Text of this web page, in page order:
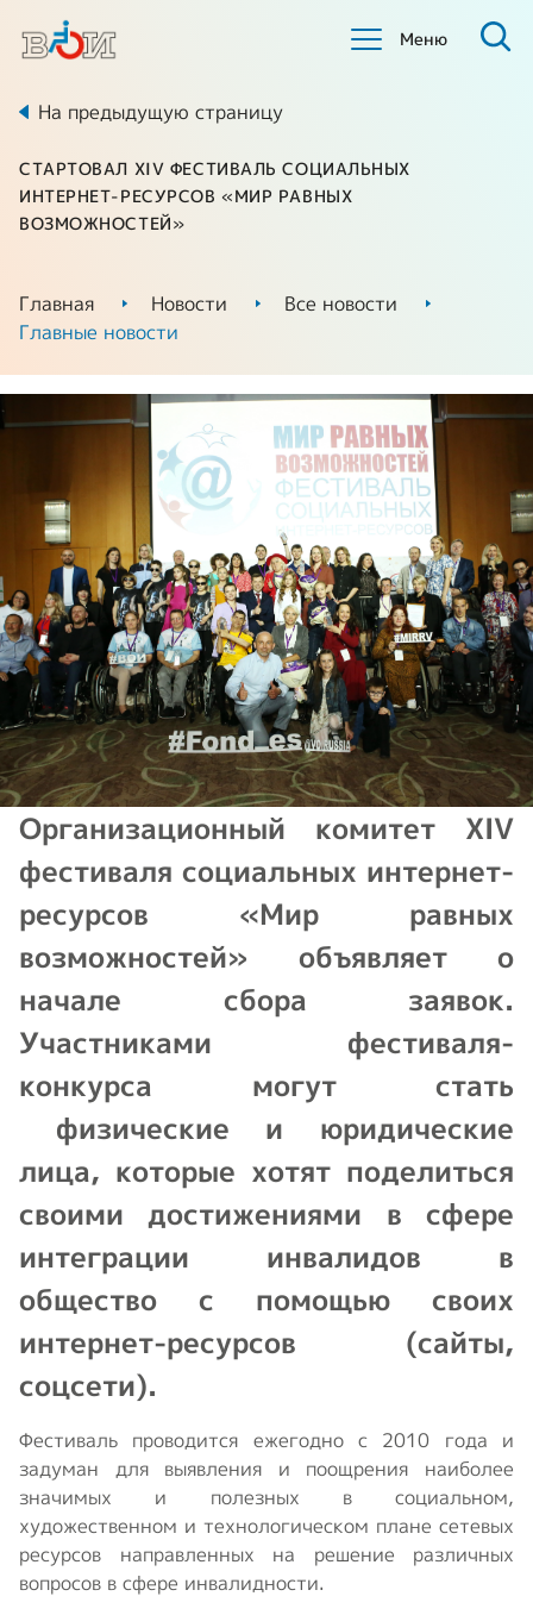
Меню
На предыдущую страницу
СТАРТОВАЛ XIV ФЕСТИВАЛЬ СОЦИАЛЬНЫХ
ИНТЕРНЕТ-РЕСУРСОВ «МИР РАВНЫХ
ВОЗМОЖНОСТЕЙ»
Главная Новости
Все новости
Главные новости
Организационный комитет XIV
фестиваля социальных интернет-
ресурсов «Мир равных
возможностей» объявляет о
начале сбора заявок.
Участниками фестиваля-
конкурса могут стать
физические и юридические
лица, которые хотят поделиться
своими достижениями в сфере
интеграции инвалидов в
общество с помощью своих
интернет-ресурсов (сайты,
соцсети).
Фестиваль проводится ежегодно с 2010 года и
задуман для выявления и поощрения наиболее
значимых и полезных в социальном,
художественном и технологическом плане сетевых
ресурсов направленных на решение различных
вопросов в сфере инвалидности.